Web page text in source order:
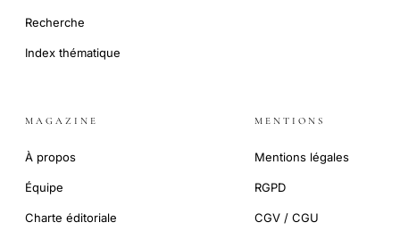
Recherche
Index thématique
MAGAZINE
À propos
Équipe
Charte éditoriale
MENTIONS
Mentions légales
RGPD
CGV / CGU